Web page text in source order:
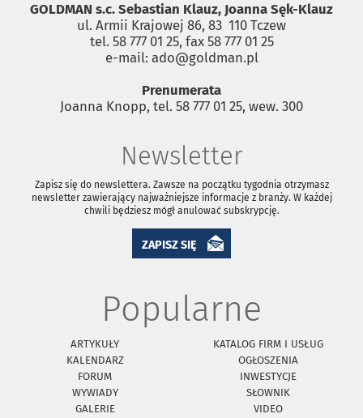
GOLDMAN s.c. Sebastian Klauz, Joanna Sęk-Klauz
ul. Armii Krajowej 86, 83 ­ 110 Tczew
tel. 58 777 01 25, fax 58 777 01 25
e-mail: ado@goldman.pl
Prenumerata
Joanna Knopp, tel. 58 777 01 25, wew. 300
Newsletter
Zapisz się do newslettera. Zawsze na początku tygodnia otrzymasz
newsletter zawierający najważniejsze informacje z branży. W każdej
chwili będziesz mógł anulować subskrypcję.
ZAPISZ SIĘ
Popularne
ARTYKUŁY
KATALOG FIRM I USŁUG
KALENDARZ
OGŁOSZENIA
FORUM
INWESTYCJE
WYWIADY
SŁOWNIK
GALERIE
VIDEO